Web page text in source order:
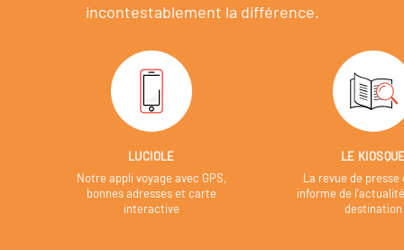
incontestablement la différence.
LUCIOLE
Notre appli voyage avec GPS,
bonnes adresses et carte
interactive
LE
La revue de presse
informe de
destination